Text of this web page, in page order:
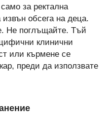
за ректална
обсега на деца.
Не поглъщайте. Тъй
клинични
или кърмене се
преди да използвате